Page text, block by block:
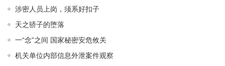
涉密人员上岗，须系好扣子
天之骄子的堕落
一“念”之间 国家秘密安危攸关
机关单位内部信息外泄案件观察